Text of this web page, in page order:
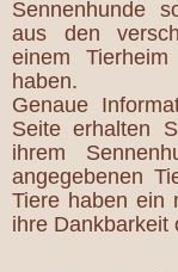
Sennenhunde
aus den
einem
haben.
Genaue
Seite erhalten
ihrem
angegebenen
Tiere haben ein
ihre Dankbarkeit